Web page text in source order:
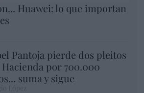
Huawei: lo que importan
Pantoja pierde dos pleitos
por 700.000
suma y sigue